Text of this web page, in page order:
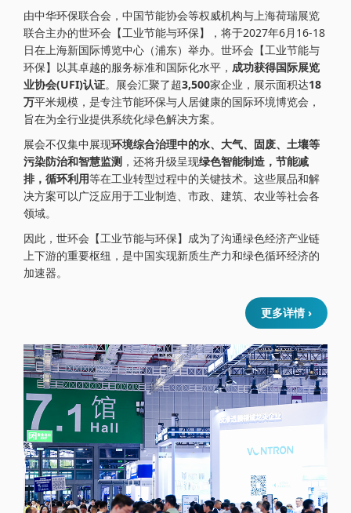
由中华环保联合会，中国节能协会等权威机构与上海荷瑞展览
联合主办的世环会【工业节能与环保】，将于2027年6月16-18
日在上海新国际博览中心（浦东）举办。世环会【工业节能与
环保】以其卓越的服务标准和国际化水平， 成功获得国际展览
业协会(UFI)认证。展会汇聚了超3,500家企业，展示面积达18
万平米规模，是专注节能环保与人居健康的国际环境博览会，
旨在为全行业提供系统化绿色解决方案。
展会不仅集中展现环境综合治理中的水、大气、固废、土壤等
污染防治和智慧监测 ，还将升级呈现绿色智能制造，节能减
排，循环利用等在工业转型过程中的关键技术。这些展品和解
决方案可以广泛应用于工业制造、市政、建筑、农业等社会各
领域。
因此，世环会【工业节能与环保】成为了沟通绿色经济产业链
上下游的重要枢纽，是中国实现新质生产力和绿色循环经济的
加速器。
更多详情 ›